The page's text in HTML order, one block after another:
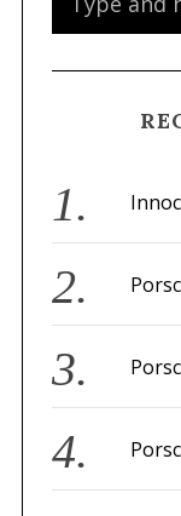
f
o
: